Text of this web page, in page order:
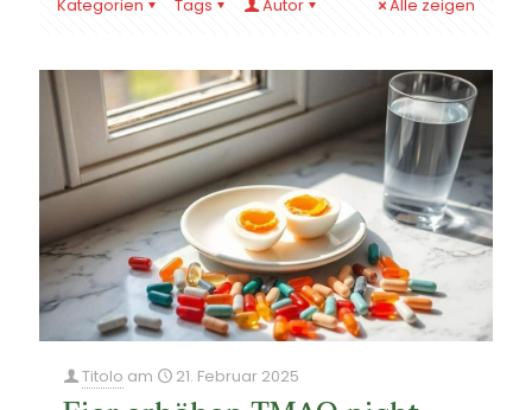
Kategorien Tags Autor Alle zeigen
Titolo am 21. Februar 2025